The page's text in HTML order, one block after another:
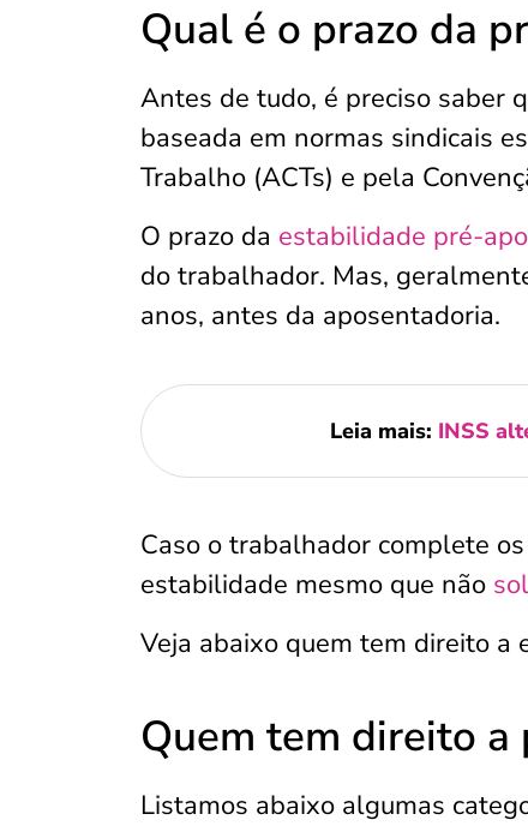
Qual é o prazo da
Antes de tudo, é preciso saber
baseada em normas sindicais
Trabalho (ACTs) e pela
O prazo da estabilidade pré-
do trabalhador. Mas,
anos, antes da aposentadoria.
Leia mais: INSS
Caso o trabalhador complete
estabilidade mesmo que não
Veja abaixo quem tem direito
Quem tem direito
Listamos abaixo algumas